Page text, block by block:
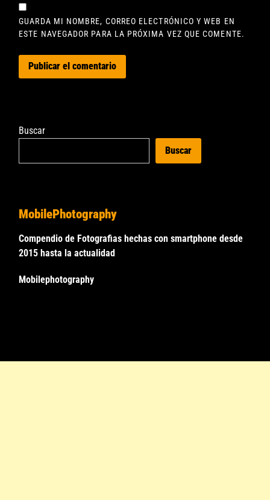
GUARDA MI NOMBRE, CORREO ELECTRÓNICO Y WEB EN
ESTE NAVEGADOR PARA LA PRÓXIMA VEZ QUE COMENTE.
Buscar
Buscar
MobilePhotography
Compendio de Fotografias hechas con smartphone desde
2015 hasta la actualidad
Mobilephotography